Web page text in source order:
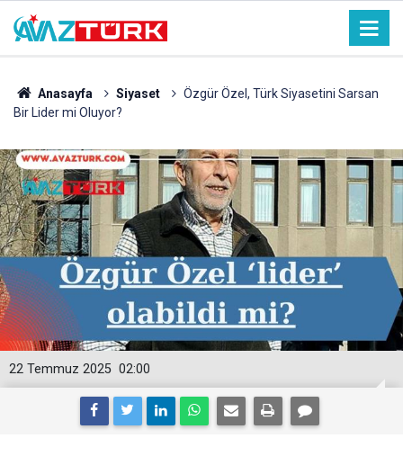
Anasayfa Siyaset
Özgür Özel, Türk Siyasetini Sarsan
Bir Lider mi Oluyor?
02:00
22 Temmuz 2025